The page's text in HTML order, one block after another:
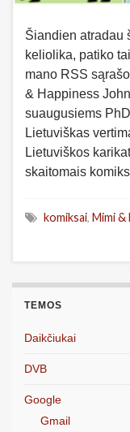
Šiandien atradau
keliolika, patiko
mano RSS
& Happiness
suaugusiems
Lietuviškas
Lietuviškos
skaitomais
komiksai, Mimi &
TEMOS
Daikčiukai
DVB
Google
Gmail